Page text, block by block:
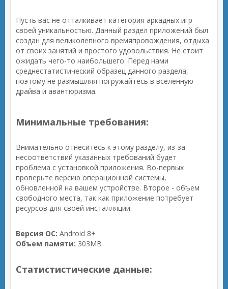
Пусть вас не отталкивает категория аркадных игр
своей уникальностью. Данный раздел приложений был
создан для великолепного времяпровождения, отдыха
от своих занятий и простого удовольствия. Не стоит
ожидать чего-то наибольшего. Перед нами
среднестатистический образец данного раздела,
поэтому не размышляя погружайтесь в вселенную
драйва и авантюризма.
Минимальные требования:
Внимательно отнеситесь к этому разделу, из-за
несоответствий указанных требований будет
проблема с установкой приложения. Во-первых
проверьте версию операционной системы,
обновленной на вашем устройстве. Второе - объем
свободного места, так как приложение потребует
ресурсов для своей инсталляции.
Версия ОС: Android 8+
Объем памяти: 303MB
Статистистические данные: